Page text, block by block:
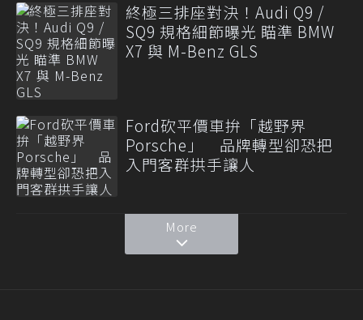
終極三排座對決！Audi Q9 /
SQ9 規格細節曝光 瞄準 BMW
X7 與 M-Benz GLS
Ford砍平價車拚「越野界
Porsche」 品牌轉型卻恐把
入門客群拱手讓人
More